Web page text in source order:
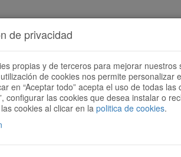
Buscador de rutas
de privacidad
propias y de terceros para mejorar
de cookies nos permite
en “Aceptar todo” acepta el uso de todas
configurar las cookies que desea instalar o
cookies al clicar en la politica de cookies.